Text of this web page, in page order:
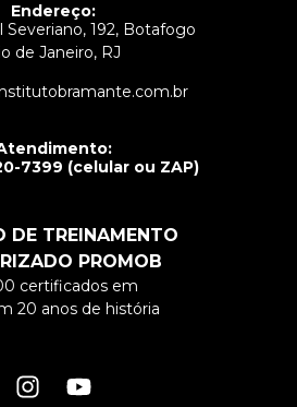
Endereço:
Severiano, 192, Botafogo
de Janeiro, RJ
7399 (celular ou ZAP)
DE TREINAMENTO
PROMOB
certificados em
20 anos de história